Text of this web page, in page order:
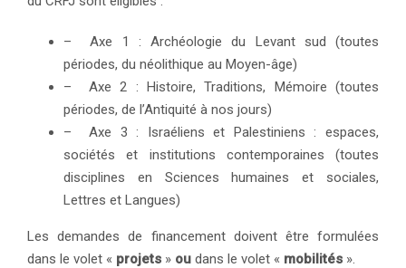
– Axe 1 : Archéologie du Levant sud (toutes
périodes, du néolithique au Moyen-âge)
– Axe 2 : Histoire, Traditions, Mémoire (toutes
périodes, de l’Antiquité à nos jours)
– Axe 3 : Israéliens et Palestiniens : espaces,
sociétés et institutions contemporaines (toutes
disciplines en Sciences humaines et sociales,
Lettres et Langues)
Les demandes de financement doivent être formulées
dans le volet « projets » ou dans le volet « mobilités ».